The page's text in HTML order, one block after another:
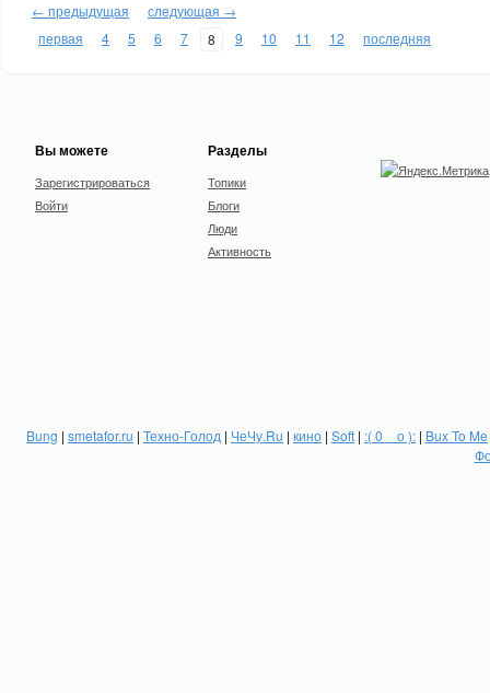
← предыдущая
следующая →
первая
4 5 6 7 8 9 10 11 12 последняя
Вы можете
Зарегистрироваться
Войти
Разделы
Топики
Блоги
Люди
Активность
Bung | smetafor.ru | Техно-Голод | ЧеЧу.Ru | кино | Soft | :( 0 _ о ): | Bux To Me